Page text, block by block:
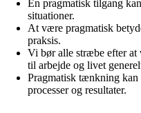
En pragmatisk tilgang
situationer.
At være pragmatisk
praksis.
Vi bør alle stræbe efter at
til arbejde og livet
Pragmatisk tænkning kan
processer og resultater.